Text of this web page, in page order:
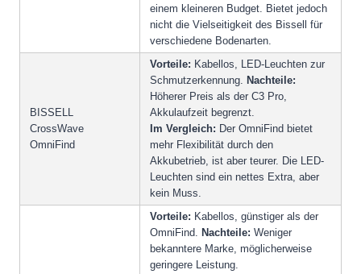
einem kleineren Budget. Bietet jedoch
nicht die Vielseitigkeit des Bissell für
verschiedene Bodenarten.
BISSELL
CrossWave
OmniFind
Vorteile: Kabellos, LED-Leuchten zur
Schmutzerkennung. Nachteile:
Höherer Preis als der C3 Pro,
Akkulaufzeit begrenzt.
Im Vergleich: Der OmniFind bietet
mehr Flexibilität durch den
Akkubetrieb, ist aber teurer. Die LED-
Leuchten sind ein nettes Extra, aber
kein Muss.
Vorteile: Kabellos, günstiger als der
OmniFind. Nachteile: Weniger
bekanntere Marke, möglicherweise
geringere Leistung.